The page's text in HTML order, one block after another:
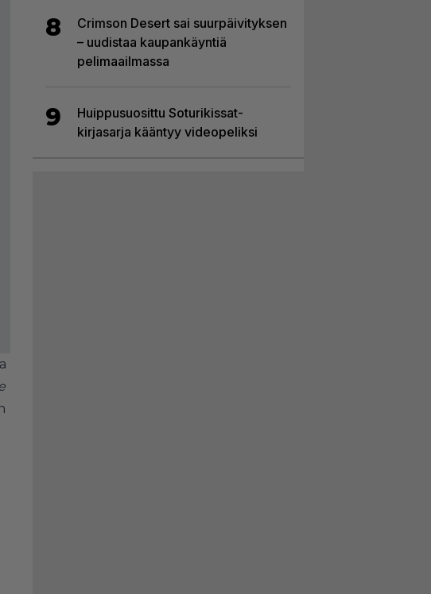
8
Crimson Desert sai suurpäivityksen
– uudistaa kaupankäyntiä
pelimaailmassa
9
Huippusuosittu Soturikissat-
kirjasarja kääntyy videopeliksi